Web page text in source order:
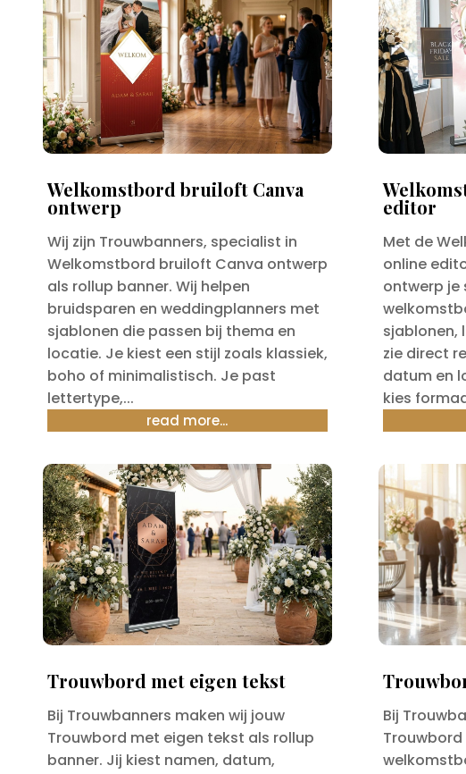
Welkomstbord bruiloft Canva
ontwerp
Wij zijn Trouwbanners, specialist in
Welkomstbord bruiloft Canva ontwerp
als rollup banner. Wij helpen
bruidsparen en weddingplanners met
sjablonen die passen bij thema en
locatie. Je kiest een stijl zoals klassiek,
boho of minimalistisch. Je past
lettertype,...
read more...
editor
Met de
online
ontwerp je
sjablonen,
zie direct
datum en
kies
Trouwbord met eigen tekst
Bij Trouwbanners maken wij jouw
Trouwbord met eigen tekst als rollup
banner. Jij kiest namen, datum,
Bij